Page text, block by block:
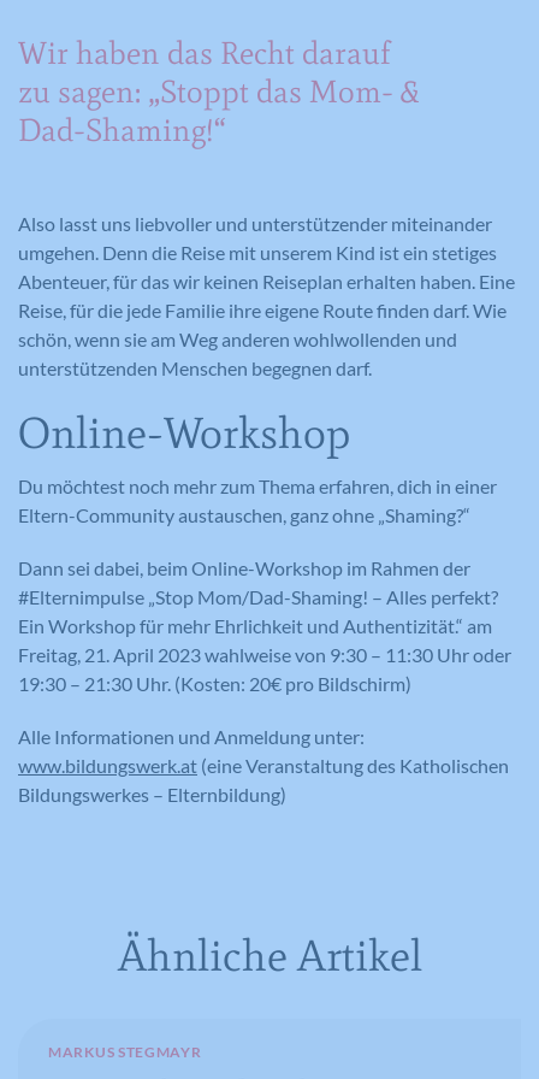
Wir haben das Recht darauf
zu sagen: „Stoppt das Mom- &
Dad-Shaming!“
Also lasst uns liebvoller und unterstützender miteinander
umgehen. Denn die Reise mit unserem Kind ist ein stetiges
Abenteuer, für das wir keinen Reiseplan erhalten haben. Eine
Reise, für die jede Familie ihre eigene Route finden darf. Wie
schön, wenn sie am Weg anderen wohlwollenden und
unterstützenden Menschen begegnen darf.
Online-Workshop
Du möchtest noch mehr zum Thema erfahren, dich in einer
Eltern-Community austauschen, ganz ohne „Shaming?“
Dann sei dabei, beim Online-Workshop im Rahmen der
#Elternimpulse „Stop Mom/Dad-Shaming! – Alles perfekt?
Ein Workshop für mehr Ehrlichkeit und Authentizität.“ am
Freitag, 21. April 2023 wahlweise von 9:30 – 11:30 Uhr oder
19:30 – 21:30 Uhr. (Kosten: 20€ pro Bildschirm)
Alle Informationen und Anmeldung unter:
www.bildungswerk.at (eine Veranstaltung des Katholischen
Bildungswerkes – Elternbildung)
Ähnliche Artikel
MARKUS STEGMAYR
Benutzers identifiziert.
cookie_optin
Laufzeit 1 Jahr
Zweck
Dieses Cookie wird verwendet, um Ihre
Cookie-Einstellungen für diese Website
zu speichern.
einzuschränken.
Name _gat
Laufzeit 1 Minute
Wird von Google Analytics verwendet,
um die Anforderungsrate
einzuschränken.
Anbieter Google Analytics
Laufzeit 1 Tag
Zweck
Registriert eine eindeutige ID, die
verwendet wird, um statistische Daten
dazu, wie der Besucher die Website
nutzt, zu generieren.
Name _ga
Registriert eine eindeutige ID, die
nutzt, zu generieren.
oder eindeutige Daten gesammelt werden.
Anonymisierte Daten werden evtl. mit Dritten
geteilt.
Name NID
Laufzeit 6 Monate
Zweck
Wird zum Entsperren von Google Maps
Inhalten verwendet.
Name GPS
Anbieter YouTube
Zweck
Registriert eine eindeutige ID auf
mobilen Geräten, um Tracking
basierend auf dem geografischen GPS-
Standort zu ermöglichen.
Name VISITOR_INFO1_LIVE
Zweck
Versucht, die Benutzerbandbreite auf
Seiten mit integrierten YouTube-Videos
Cookie-Informationen anzeigen